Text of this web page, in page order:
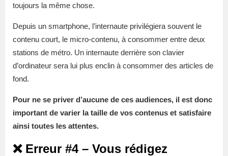
toujours la même chose.
Depuis un smartphone, l’internaute privilégiera souvent le
contenu court, le micro-contenu, à consommer entre deux
stations de métro. Un internaute derrière son clavier
d’ordinateur sera lui plus enclin à consommer des articles de
fond.
Pour ne se priver d’aucune de ces audiences, il est donc
important de varier la taille de vos contenus et satisfaire
ainsi toutes les attentes.
❌ Erreur #4 – Vous rédigez